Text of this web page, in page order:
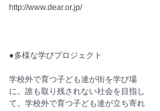
http://www.dear.or.jp/
●多様な学びプロジェクト
学校外で育つ子ども達が街を学び場
に。誰も取り残されない社会を目指し
て。学校外で育つ子ども達が立ち寄れ